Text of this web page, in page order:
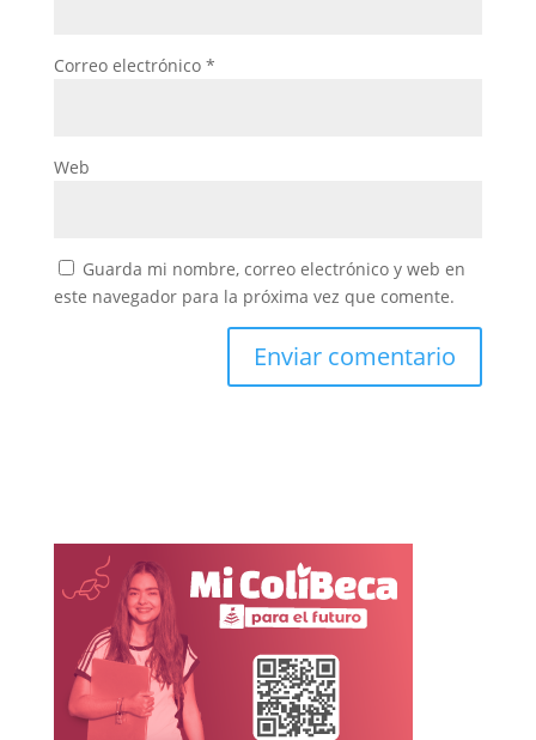
Correo electrónico *
Web
Guarda mi nombre, correo electrónico y web en
este navegador para la próxima vez que comente.